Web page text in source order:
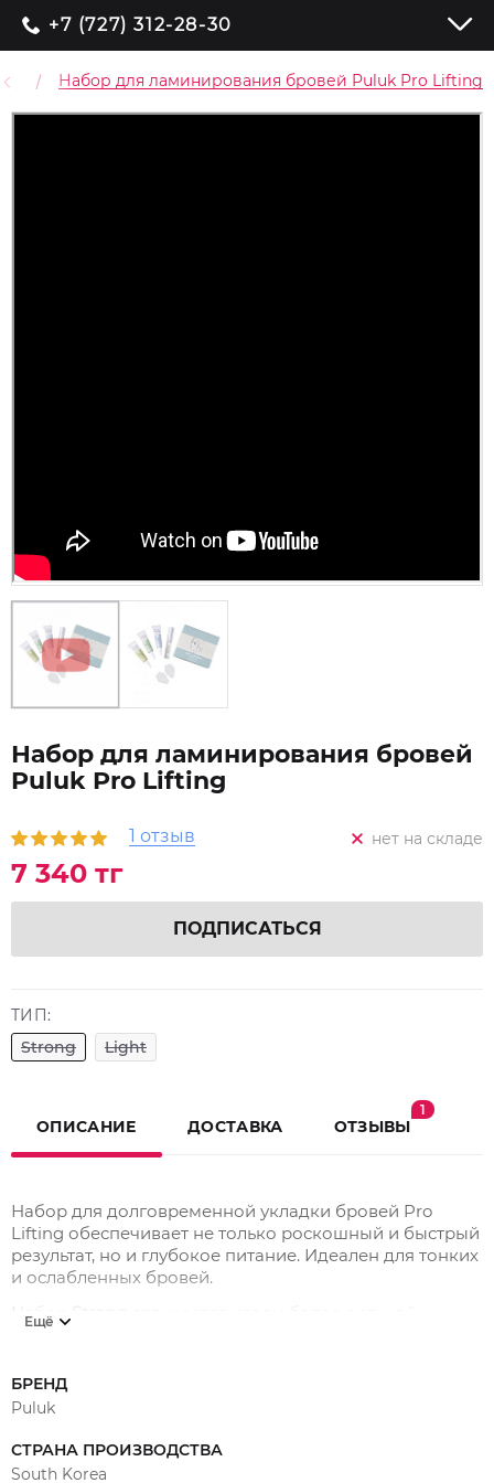
+7 (727) 312-28-30
Набор для ламинирования бровей Puluk Pro Lifting
1 отзыв нет на складе
Набор для ламинирования бровей
Puluk Pro Lifting
7 340 тг
ПОДПИСАТЬСЯ
ТИП:
Strong
Light
ОПИСАНИЕ ДОСТАВКА ОТЗЫВЫ
1
Набор для долговременной укладки бровей Pro
Lifting обеспечивает не только роскошный и быстрый
результат, но и глубокое питание. Идеален для тонких
и ослабленных бровей.
Набор
фиксации.
мягкую фиксацию.
Минимизация отдушки: 1 и 2 составы имеют
Ещё
БРЕНД
Puluk
СТРАНА ПРОИЗВОДСТВА
South Korea